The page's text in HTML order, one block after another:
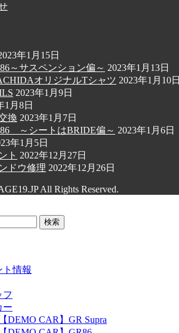
年1月15日
～サスペンション偏～ 2023年1月13日
オリジナルTシャツ 2023年1月10日
2023年1月9日
1月8日
換 2023年1月7日
～シートはBRIDE偏～ 2023年1月6日
年1月5日
ト 2022年12月27日
ドウ修理 2022年12月26日
All Rights Reserved.
ト情報
フ
ー
【DEMO CAR】GR Supra